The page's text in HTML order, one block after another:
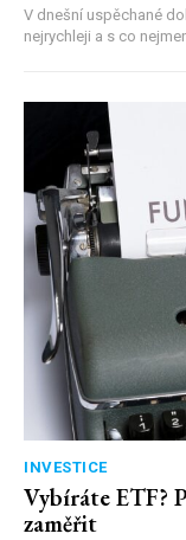
V dnešní uspěchané
nejrychleji a s co
INVESTICE
Vybíráte ETF?
zaměřit